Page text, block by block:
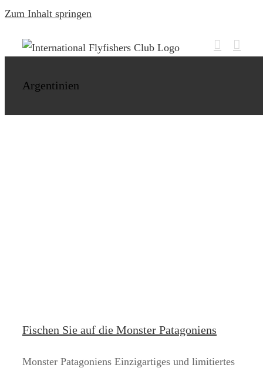
Zum Inhalt springen
Argentinien
Fischen Sie auf die Monster Patagoniens
Monster Patagoniens Einzigartiges und limitiertes